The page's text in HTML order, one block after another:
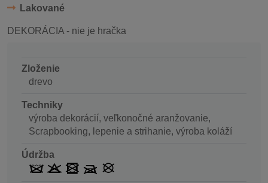
Lakované
DEKORÁCIA - nie je hračka
Zloženie
drevo
Techniky
výroba dekorácií, veľkonočné aranžovanie,
Scrapbooking, lepenie a strihanie, výroba koláží
Údržba